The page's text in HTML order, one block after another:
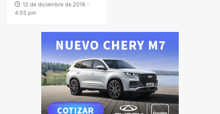
12 de diciembre de 2016 -
4:55 pm